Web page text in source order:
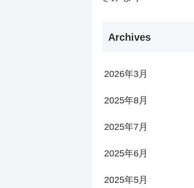
Archives
2026年3月
2025年8月
2025年7月
2025年6月
2025年5月